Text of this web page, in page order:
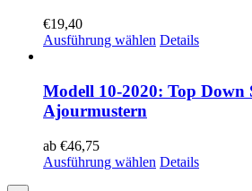
€19,40
Ausführung wählen Details
Modell 10-2020: Top
Ajourmustern
ab €46,75
Ausführung wählen Details